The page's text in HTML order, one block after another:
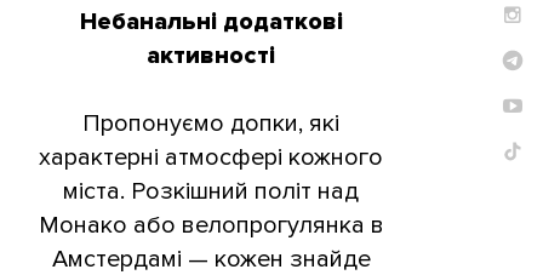
Небанальні додаткові
активності
Пропонуємо допки, які
характерні атмосфері кожного
міста. Розкішний політ над
Монако або велопрогулянка в
Амстердамі — кожен знайде